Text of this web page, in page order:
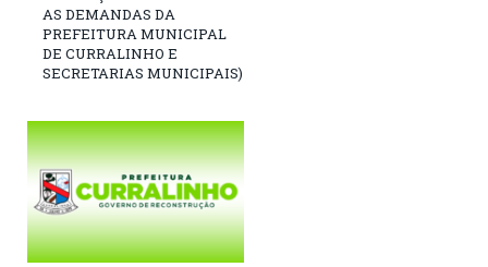
AS DEMANDAS DA
PREFEITURA MUNICIPAL
DE CURRALINHO E
SECRETARIAS MUNICIPAIS)